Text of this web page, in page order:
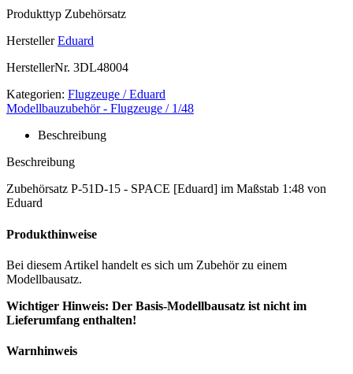
Produkttyp Zubehörsatz
Hersteller Eduard
HerstellerNr. 3DL48004
Kategorien: Flugzeuge / Eduard
Modellbauzubehör - Flugzeuge / 1/48
Beschreibung
Beschreibung
Zubehörsatz P-51D-15 - SPACE [Eduard] im Maßstab 1:48 von
Eduard
Produkthinweise
Bei diesem Artikel handelt es sich um Zubehör zu einem
Modellbausatz.
Wichtiger Hinweis: Der Basis-Modellbausatz ist nicht im
Lieferumfang enthalten!
Warnhinweis